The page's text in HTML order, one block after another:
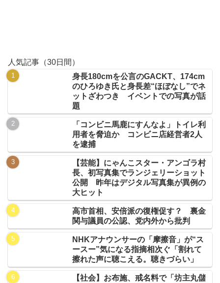
人気記事（30日間）
身長180cmを公言のGACKT、174cm
のひろゆき氏と身長差“ほぼなし”でネ
ットざわつき イベントでの写真が話
題
「コンビニ馬鹿にすんなよ」トイレ利
用者を脅迫か コンビニ店経営者2人
を逮捕
【芸能】にゃんこスター・アンゴラ村
長、初写真集でランジェリーショット
公開 昨年はデジタル写真集が異例の
大ヒット
高市首相、安倍派の復権促す？ 裏金
関与議員の公認、党内外から批判
NHKアナウンサーの「摩擦音」が“ス
ースー”気になる指摘相次ぐ「割れて
擦れた声に聴こえる。聴きづらい」
【社会】お布施、戒名料で「坊主丸儲